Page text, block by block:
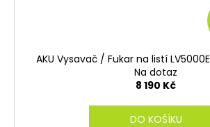
AKU Vysavač / Fukar na listí
Na dotaz
8 190 Kč
DO KOŠÍKU